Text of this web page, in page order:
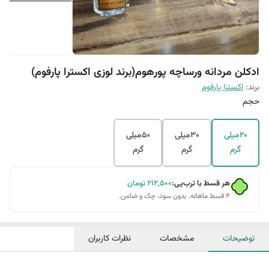
ادکلن مردانه ورساچه پورهوم(برند لوزی اکسترا پارفوم)
برند: اکسترا پارفوم
حجم
20میلی
گرم
30میلی
گرم
50میلی
گرم
هر قسط با ترب‌پی:۲۱۲٬۵۰۰تومان
۴ قسط ماهانه. بدون سود، چک و ضامن.
توضیحات مشخصات نظرات کاربران